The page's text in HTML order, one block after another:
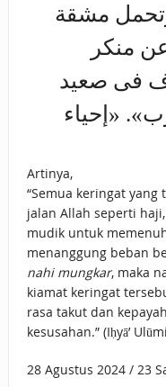
مشقة
منكر
فى صعيد
«إحياء
Artinya,
“Semua keringat
jalan Allah seperti
mudik untuk
menanggung beban
nahi mungkar, maka
kiamat keringat
rasa takut dan
kesusahan.” (Iḥyā’
28 Agustus 2024 / 23